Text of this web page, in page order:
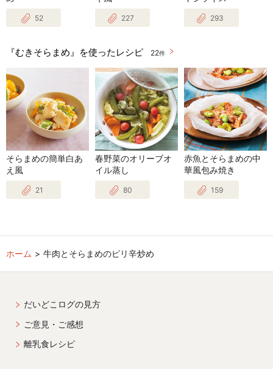
52 227 293
『むきそらまめ』を使ったレシピ 22件
そらまめの簡単白あ
え風
21
春野菜のオリーブオ
イル蒸し
80
赤魚とそらまめの中
華風包み焼き
159
ホーム 牛肉とそらまめのピリ辛炒め
だいどこログの見方
ご意見・ご感想
離乳食レシピ